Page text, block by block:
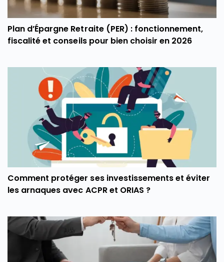
Plan d’Épargne Retraite (PER) : fonctionnement,
fiscalité et conseils pour bien choisir en 2026
Comment protéger ses investissements et éviter
les arnaques avec ACPR et ORIAS ?